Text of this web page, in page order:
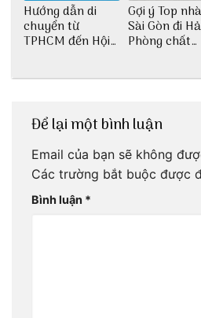
Hướng dẫn di
chuyển từ
TPHCM đến Hội
Gợi ý Top
Sài Gòn đi
Phòng chất
Để lại một bình luận
Email của bạn sẽ không
Các trường bắt buộc được
Bình luận *